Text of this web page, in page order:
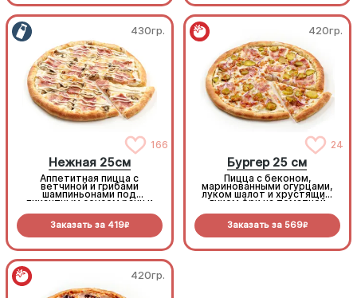
430гр.
166
Нежная 25см
Аппетитная пицца с
ветчиной и грибами
шампиньонами под
пикантным соусом ранч и
Заказать за 419R
420гр.
24
Бургер 25 см
Пицца с беконом,
маринованными огурцами,
луком шалот и хрустящим
луком фри на томатной
Заказать за 569R
420гр.